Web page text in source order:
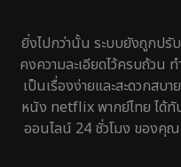
ยิ่งไปกว่านั้น ระบบยังถูกปรั
คงความละเอียดไว้ครบถ้ว
เป็นเรื่องง่ายและสะดวกสบา
หนัง netflix พากย์ไทย ได้
ออนไลน์ 24 ชั่วโมง ของคุณ